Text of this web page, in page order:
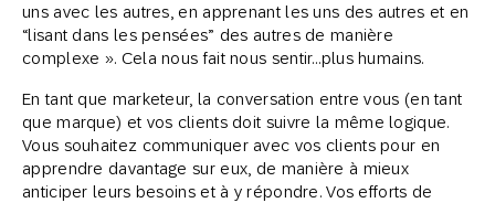
uns avec les autres, en apprenant les uns des autres et en
“lisant dans les pensées” des autres de manière
complexe ». Cela nous fait nous sentir…plus humains.
En tant que marketeur, la conversation entre vous (en tant
que marque) et vos clients doit suivre la même logique.
Vous souhaitez communiquer avec vos clients pour en
apprendre davantage sur eux, de manière à mieux
anticiper leurs besoins et à y répondre. Vos efforts de